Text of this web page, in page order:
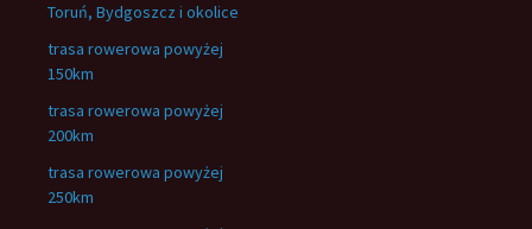
Toruń, Bydgoszcz i okolice
trasa rowerowa powyżej
150km
trasa rowerowa powyżej
200km
trasa rowerowa powyżej
250km